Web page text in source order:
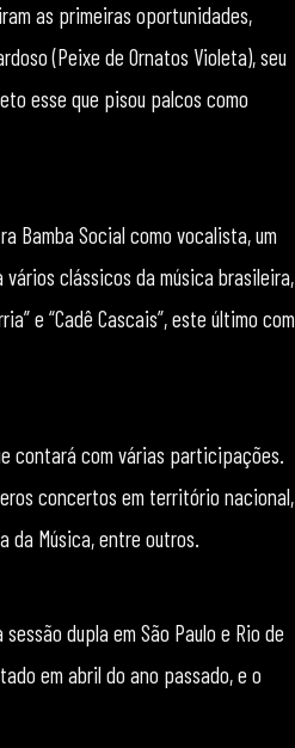
as primeiras oportunidades,
(Peixe de Ornatos Violeta), seu
esse que pisou palcos como
Bamba Social como vocalista, um
clássicos da música brasileira,
e “Cadê Cascais”, este último com
contará com várias participações.
concertos em território nacional,
da Música, entre outros.
dupla em São Paulo e Rio de
em abril do ano passado, e o